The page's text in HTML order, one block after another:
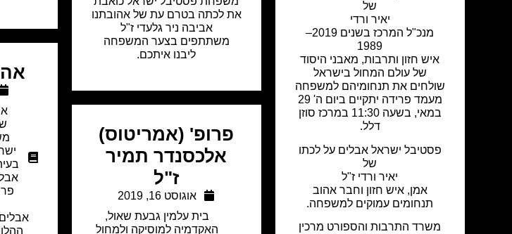
של
יאיר ורדי
מנכ"ל המרכז בשנים 2019–
1989
איש חזון ותרבות, מאבני היסוד
של עולם המחול בישראל
שולחים את תנחומיהם למשפחה
מעמד פרידה יתקיים ביום ה' 29
במאי, בשעה 11:30 במרכז סוזן
דלל.
פסטיבל ישראל אבלים על לכתו
של
יאיר ורדי ז"ל
אמן, איש חזון וחבר אהוב
תנחומים עמוקים למשפחה.
משרד התרבות והספורט מרכין
את לכתה בטרם עת של אהובתנו
אביבה ניר גלעדי ז"ל
משתתפים בצער המשפחה
ליבנו איתכם.
פרופ' (אמריטוס)
אלכסנדר תמיר
ז"ל
אוגוסט 16, 2019
בית עלמין גבעת שאול,
האקדמיה למוסיקה ולמחול